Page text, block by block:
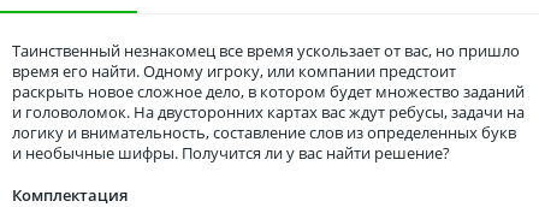
Таинственный незнакомец все время ускользает от вас, но пришло
время его найти. Одному игроку, или компании предстоит
раскрыть новое сложное дело, в котором будет множество заданий
и головоломок. На двусторонних картах вас ждут ребусы, задачи на
логику и внимательность, составление слов из определенных букв
и необычные шифры. Получится ли у вас найти решение?
Комплектация